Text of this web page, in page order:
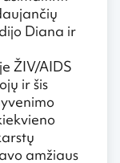
Diana ir
ŽIV/AIDS
ir šis
amžiaus